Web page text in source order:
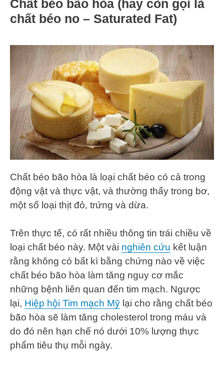
Chất béo bão hòa (hay còn gọi là
chất béo no – Saturated Fat)
Chất béo bão hòa là loại chất béo có cả trong
động vật và thực vật, và thường thấy trong bơ,
một số loại thịt đỏ, trứng và dừa.
Trên thực tế, có rất nhiều thông tin trái chiều về
loại chất béo này. Một vài nghiên cứu kết luận
rằng không có bất kì bằng chứng nào về việc
chất béo bão hòa làm tăng nguy cơ mắc
những bệnh liên quan đến tim mạch. Ngược
lại, Hiệp hội Tim mạch Mỹ lại cho rằng chất béo
bão hòa sẽ làm tăng cholesterol trong máu và
do đó nên hạn chế nó dưới 10% lượng thực
phẩm tiêu thụ mỗi ngày.